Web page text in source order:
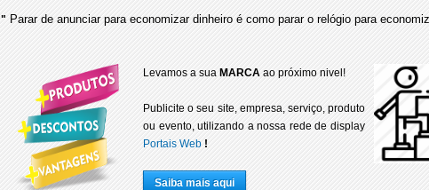
" Parar de anunciar para economizar dinheiro é como parar o relógio para
Levamos a sua MARCA ao próximo nivel!
Publicite o seu site, empresa, serviço, produto
ou evento, utilizando a nossa rede de display
Portais Web !
Saiba mais aqui